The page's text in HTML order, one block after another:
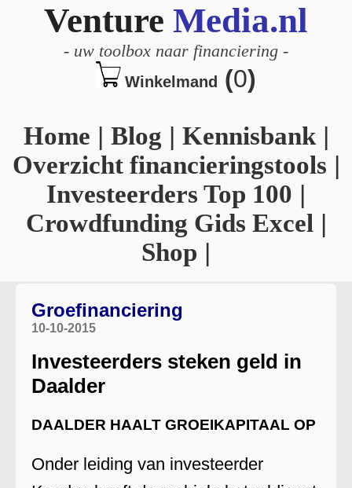
Venture Media.nl
- uw toolbox naar financiering -
Winkelmand (0)
Home | Blog | Kennisbank|
Overzicht financieringstools |
Investeerders Top 100 |
Crowdfunding Gids Excel |
Shop |
Groefinanciering
10-10-2015
Investeerders steken geld in
Daalder
DAALDER HAALT GROEIKAPITAAL OP
Onder leiding van investeerder